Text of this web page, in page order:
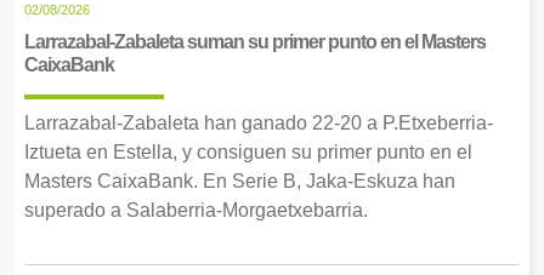
02/08/2026
Larrazabal-Zabaleta suman su primer punto en el Masters
CaixaBank
Larrazabal-Zabaleta han ganado 22-20 a P.Etxeberria-
Iztueta en Estella, y consiguen su primer punto en el
Masters CaixaBank. En Serie B, Jaka-Eskuza han
superado a Salaberria-Morgaetxebarria.